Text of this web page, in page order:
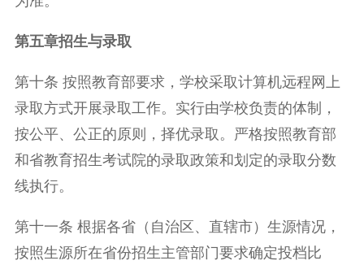
第五章招生与录取
第十条 按照教育部要求，学校采取计算机远程网上
录取方式开展录取工作。实行由学校负责的体制，
按公平、公正的原则，择优录取。严格按照教育部
和省教育招生考试院的录取政策和划定的录取分数
线执行。
第十一条 根据各省（自治区、直辖市）生源情况，
按照生源所在省份招生主管部门要求确定投档比